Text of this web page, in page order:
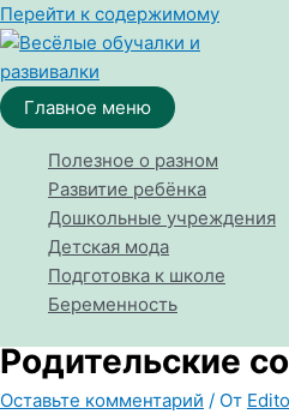
Перейти к содержимому
Главное меню
Полезное о разном
Развитие ребёнка
Дошкольные учреждения
Детская мода
Подготовка к школе
Беременность
Родительские
Оставьте комментарий / От